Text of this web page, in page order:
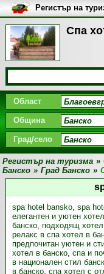
Спа
Регистър на
Област
Община
Град/село
Регистър на туризма »
Банско » Град Банско »
spa hotel bansko, spa
елегантен и уютен
банско, подходящ хотел
релакс в спа хотел в
предпочитан уютен и
хотел в банско, спа и
в национален стил
в банско, спа хотел с